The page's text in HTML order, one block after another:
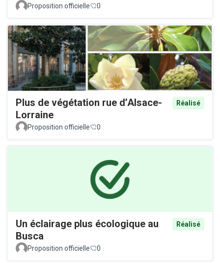
Proposition officielle 0
Plus de végétation rue d’Alsace-
Lorraine
Réalisé
Proposition officielle 0
Un éclairage plus écologique au
Busca
Réalisé
Proposition officielle 0